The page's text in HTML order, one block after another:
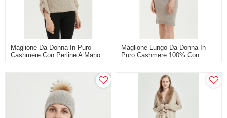
Maglione Da Donna In Puro
Cashmere Con Perline A Mano
Maglione Lungo Da Donna In
Puro Cashmere 100% Con